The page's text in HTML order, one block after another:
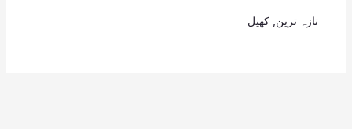
تازہ ترین کھیل